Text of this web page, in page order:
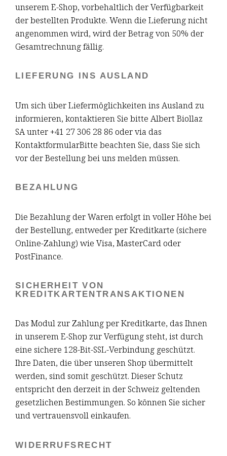
unserem E-Shop, vorbehaltlich der Verfügbarkeit
der bestellten Produkte. Wenn die Lieferung nicht
angenommen wird, wird der Betrag von 50% der
Gesamtrechnung fällig.
LIEFERUNG INS AUSLAND
Um sich über Liefermöglichkeiten ins Ausland zu
informieren, kontaktieren Sie bitte Albert Biollaz
SA unter +41 27 306 28 86 oder via das
KontaktformularBitte beachten Sie, dass Sie sich
vor der Bestellung bei uns melden müssen.
BEZAHLUNG
Die Bezahlung der Waren erfolgt in voller Höhe bei
der Bestellung, entweder per Kreditkarte (sichere
Online-Zahlung) wie Visa, MasterCard oder
PostFinance.
SICHERHEIT VON
KREDITKARTENTRANSAKTIONEN
Das Modul zur Zahlung per Kreditkarte, das Ihnen
in unserem E-Shop zur Verfügung steht, ist durch
eine sichere 128-Bit-SSL-Verbindung geschützt.
Ihre Daten, die über unseren Shop übermittelt
werden, sind somit geschützt. Dieser Schutz
entspricht den derzeit in der Schweiz geltenden
gesetzlichen Bestimmungen. So können Sie sicher
und vertrauensvoll einkaufen.
WIDERRUFSRECHT